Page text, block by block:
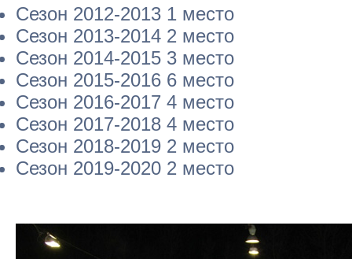
Сезон 2012-2013 1 место
Сезон 2013-2014 2 место
Сезон 2014-2015 3 место
Сезон 2015-2016 6 место
Сезон 2016-2017 4 место
Сезон 2017-2018 4 место
Сезон 2018-2019 2 место
Сезон 2019-2020 2 место